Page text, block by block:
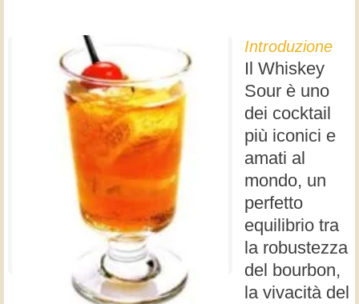
Introduzione
Il Whiskey
Sour è uno
dei cocktail
più iconici e
amati al
mondo, un
perfetto
equilibrio tra
la robustezza
del bourbon,
la vivacità del